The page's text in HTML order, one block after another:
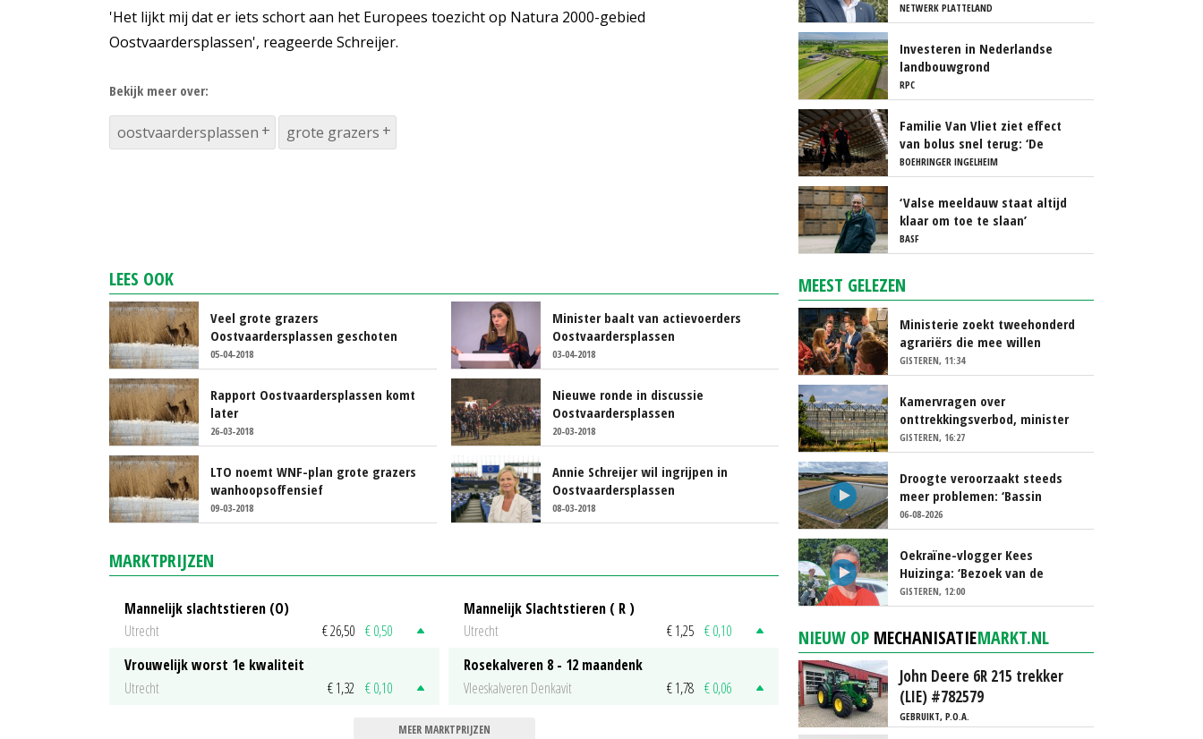
'Het lijkt mij dat er iets schort aan het Europees toezicht op Natura 2000-gebied
Oostvaardersplassen', reageerde Schreijer.
Bekijk meer over:
oostvaardersplassen grote grazers
LEES OOK
Veel grote grazers
Oostvaardersplassen geschoten
05-04-2018
Minister baalt van actievoerders
Oostvaardersplassen
03-04-2018
Rapport Oostvaardersplassen komt
later
26-03-2018
Nieuwe ronde in discussie
Oostvaardersplassen
20-03-2018
LTO noemt WNF-plan grote grazers
wanhoopsoffensief
09-03-2018
Annie Schreijer wil ingrijpen in
Oostvaardersplassen
08-03-2018
MARKTPRIJZEN
Mannelijk slachtstieren (O)
Utrecht
€ 26,50 € 0,50
Vrouwelijk worst 1e kwaliteit
Utrecht
€ 1,32 € 0,10
Mannelijk Slachtstieren ( R )
Utrecht
€ 1,25 € 0,10
Rosekalveren 8 - 12 maandenk
Vleeskalveren Denkavit
€ 1,78 € 0,06
MEER MARKTPRIJZEN
NETWERK PLATTELAND
Investeren in Nederlandse
landbouwgrond
RPC
Familie Van Vliet ziet effect
van bolus snel terug: ‘De
koeien gaan rustiger droog’
BOEHRINGER INGELHEIM
‘Valse meeldauw staat altijd
klaar om toe te slaan’
BASF
MEEST GELEZEN
Ministerie zoekt tweehonderd
agrariërs die mee willen
denken
GISTEREN, 11:34
Kamervragen over
onttrekkingsverbod, minister
spreekt van ‘ondernemersrisico’
GISTEREN, 16:27
Droogte veroorzaakt steeds
meer problemen: ‘Bassin
afgelopen week al leeg’
06-08-2026
Oekraïne-vlogger Kees
Huizinga: ‘Bezoek van de
ambassade mag zelf groente
plukken’
GISTEREN, 12:00
NIEUW OP MECHANISATIEMARKT.NL
John Deere 6R 215 trekker
(LIE) #782579
GEBRUIKT, P.O.A.